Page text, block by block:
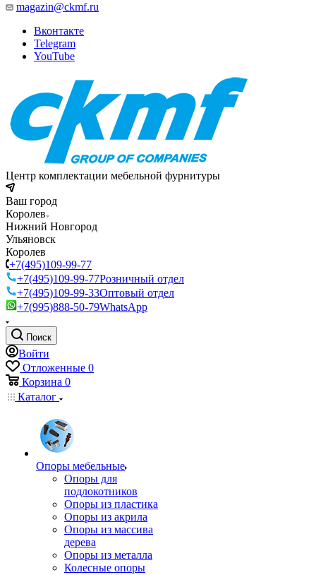
magazin@ckmf.ru
Вконтакте
Telegram
YouTube
Центр комплектации мебельной фурнитуры
Ваш город
Королев
Нижний Новгород
Ульяновск
Королев
+7(495)109-99-77
+7(495)109-99-77Розничный отдел
+7(495)109-99-33Оптовый отдел
+7(995)888-50-79WhatsApp
Поиск
Войти
Отложенные 0
Корзина 0
Каталог
Опоры мебельные
Опоры для
подлокотников
Опоры из пластика
Опоры из акрила
Опоры из массива
дерева
Опоры из металла
Колесные опоры